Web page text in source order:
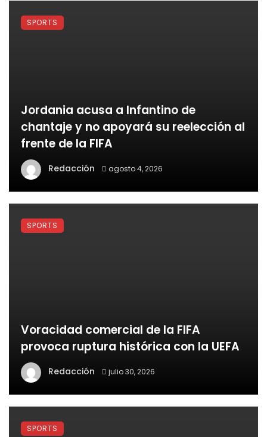
Jordania acusa a Infantino de
chantaje y no apoyará su reelección al
frente de la FIFA
Redacción agosto 4, 2026
SPORTS
Voracidad comercial de la FIFA
provoca ruptura histórica con la UEFA
Redacción julio 30, 2026
SPORTS
SPORTS